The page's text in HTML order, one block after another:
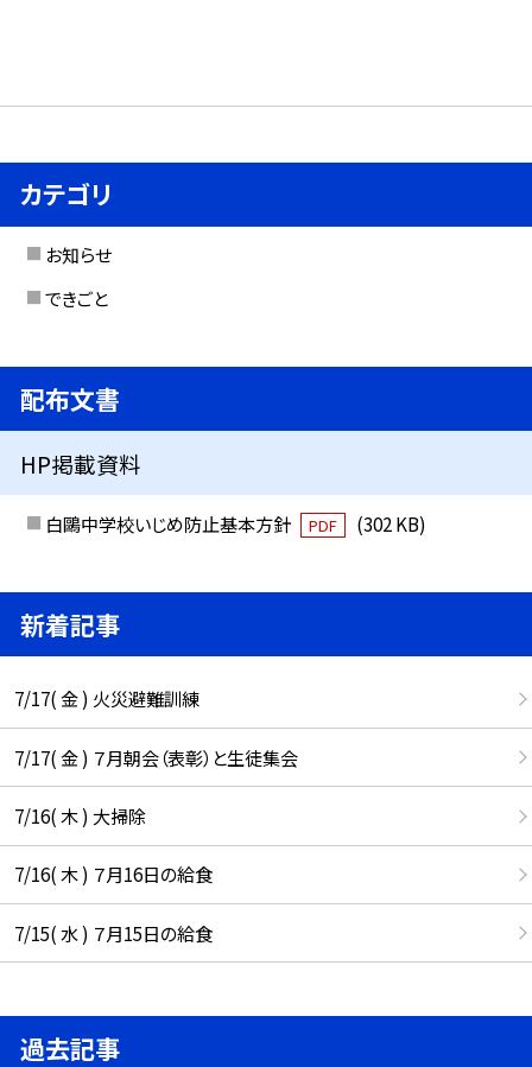
カテゴリ
お知らせ
できごと
配布文書
HP掲載資料
白鷗中学校いじめ防止基本方針 PDF (302 KB)
新着記事
7/17( 金 ) 火災避難訓練
7/17( 金 ) ７月朝会（表彰）と生徒集会
7/16( 木 ) 大掃除
7/16( 木 ) ７月16日の給食
7/15( 水 ) ７月15日の給食
過去記事